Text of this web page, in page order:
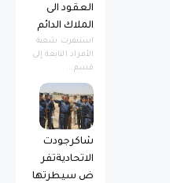
العقود الى
الملاك الدائم
استنفرت شعبة
الأفراد التابعة إلى
قسم...
شاكرجودت
الاتحاديةتفر
ض سيطرتها